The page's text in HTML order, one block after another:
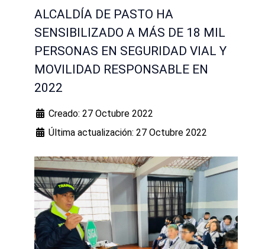
ALCALDÍA DE PASTO HA
SENSIBILIZADO A MÁS DE 18 MIL
PERSONAS EN SEGURIDAD VIAL Y
MOVILIDAD RESPONSABLE EN
2022
Creado: 27 Octubre 2022
Última actualización: 27 Octubre 2022